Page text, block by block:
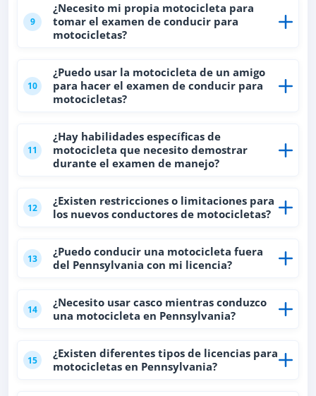
9
¿Necesito mi propia motocicleta para
tomar el examen de conducir para
motocicletas?
10
¿Puedo usar la motocicleta de un amigo
para hacer el examen de conducir para
motocicletas?
11
¿Hay habilidades específicas de
motocicleta que necesito demostrar
durante el examen de manejo?
12
¿Existen restricciones o limitaciones para
los nuevos conductores de motocicletas?
13
¿Puedo conducir una motocicleta fuera
del Pennsylvania con mi licencia?
14
¿Necesito usar casco mientras conduzco
una motocicleta en Pennsylvania?
15
¿Existen diferentes tipos de licencias para
motocicletas en Pennsylvania?